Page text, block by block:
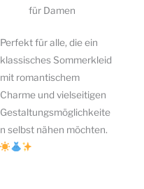
für Damen
Perfekt für alle, die ein
klassisches Sommerkleid
mit romantischem
Charme und vielseitigen
Gestaltungsmöglichkeite
n selbst nähen möchten.